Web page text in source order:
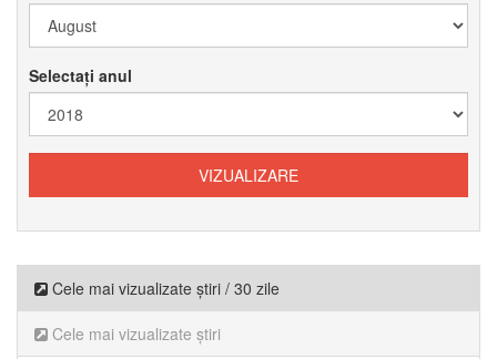
Selectați anul
Cele mai vizualizate știri / 30 zile
Cele mai vizualizate știri